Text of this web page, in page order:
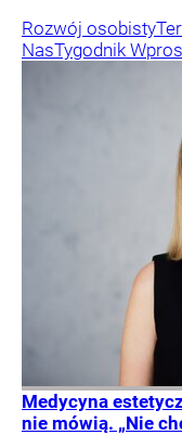
Rozwój osobisty
NasTygodnik
Medycyna
nie mówią. „Nie